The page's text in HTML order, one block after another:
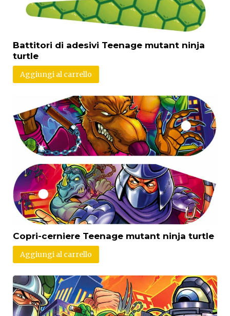
Battitori di adesivi Teenage mutant ninja
turtle
Aggiungi al carrello
Copri-cerniere Teenage mutant ninja turtle
Aggiungi al carrello